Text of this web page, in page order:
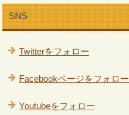
SNS
Twitterをフォロー
Facebookページをフォロー
Youtubeをフォロー